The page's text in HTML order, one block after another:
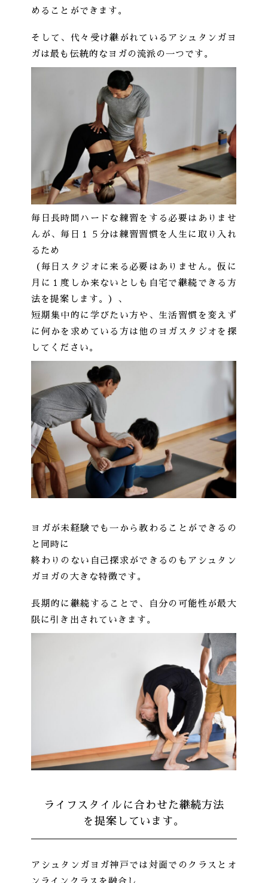
めることができます。
そして、代々受け継がれているアシュタンガヨ
ガは最も伝統的なヨガの流派の一つです。
毎日長時間ハードな練習をする必要はありませ
んが、毎日１５分は練習習慣を人生に取り入れ
るため
（毎日スタジオに来る必要はありません。仮に
月に１度しか来ないとしも自宅で継続できる方
法を提案します。）、
短期集中的に学びたい方や、生活習慣を変えず
に何かを求めている方は他のヨガスタジオを探
してください。
ヨガが未経験でも一から教わることができるの
と同時に
終わりのない自己探求ができるのもアシュタン
ガヨガの大きな特徴です。
長期的に継続することで、自分の可能性が最大
限に引き出されていきます。
ライフスタイルに合わせた継続方法
を提案しています。
アシュタンガヨガ神戸では対面でのクラスとオ
ンラインクラスを融合し